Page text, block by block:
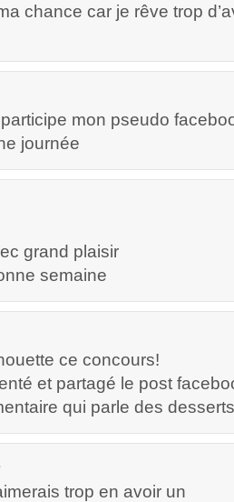
chance car je rêve trop
mon pseudo
journée
grand plaisir
semaine
ce concours!
et partagé le post
qui parle des
trop en avoir un